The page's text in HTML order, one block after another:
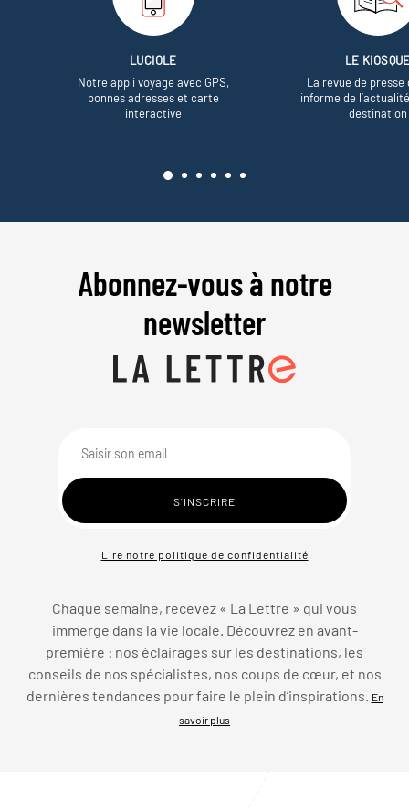
LUCIOLE
Notre appli voyage avec GPS,
bonnes adresses et carte
interactive
LE
La revue de presse
informe de
destination
Abonnez-vous à notre
newsletter
Lire notre politique de confidentialité
Chaque semaine, recevez « La Lettre » qui vous
immerge dans la vie locale. Découvrez en avant-
première : nos éclairages sur les destinations, les
conseils de nos spécialistes, nos coups de cœur, et nos
dernières tendances pour faire le plein d’inspirations.
En
savoir plus